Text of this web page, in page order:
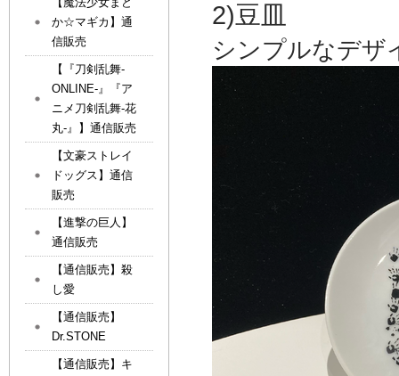
2)豆皿
シンプルなデザ
か☆マギカ】通
信販売
【『刀剣乱舞-
ONLINE-』『ア
ニメ刀剣乱舞-花
丸-』】通信販売
【文豪ストレイ
ドッグス】通信
販売
【進撃の巨人】
通信販売
【通信販売】殺
し愛
【通信販売】
Dr.STONE
【通信販売】キ